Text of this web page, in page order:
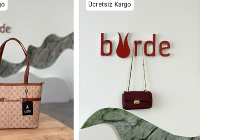
Ücretsiz Kargo